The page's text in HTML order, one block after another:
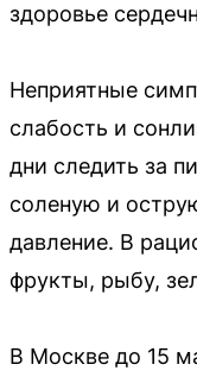
здоровье
Неприятные
слабость и
дни следить за
соленую и
давление. В
фрукты, рыбу,
В Москве до 15